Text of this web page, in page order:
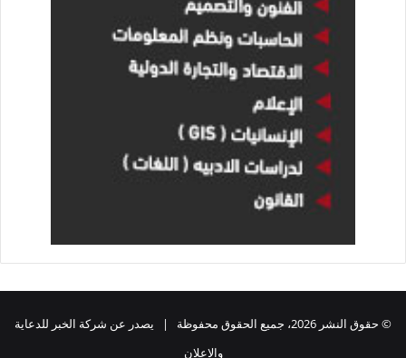
© حقوق النشر 2026، جميع الحقوق محفوظة | يصدر عن شركة الخبر للدعاية
والاعلان